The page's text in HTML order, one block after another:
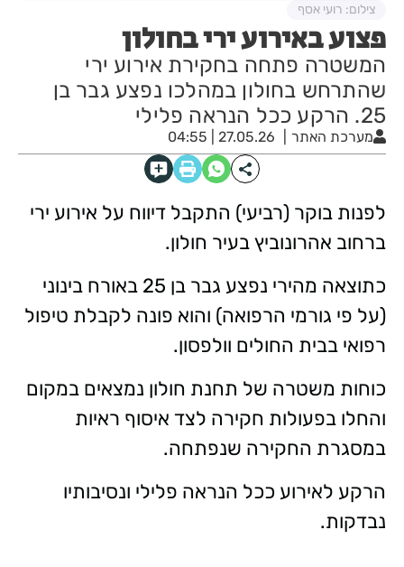
פצוע באירוע ירי בחולון
המשטרה פתחה בחקירת אירוע ירי
שהתרחש בחולון במהלכו נפצע גבר בן
25. הרקע ככל הנראה פלילי
מערכת האתר 27.05.26 | 04:55
צילום: רועי אסף
לפנות בוקר (רביעי) התקבל דיווח על אירוע ירי
ברחוב אהרונוביץ בעיר חולון.
כתוצאה מהירי נפצע גבר בן 25 באורח בינוני
(על פי גורמי הרפואה) והוא פונה לקבלת טיפול
רפואי בבית החולים וולפסון.
כוחות משטרה של תחנת חולון נמצאים במקום
והחלו בפעולות חקירה לצד איסוף ראיות
במסגרת החקירה שנפתחה.
הרקע לאירוע ככל הנראה פלילי ונסיבותיו
נבדקות.